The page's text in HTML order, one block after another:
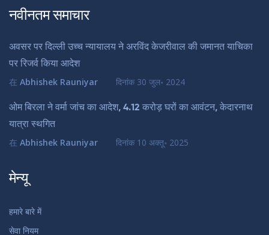
नवीनतम समाचार
अवसर पर दिल्ली उच्च न्यायालय ने अरविंद केजरीवाल की जमानत याचिका
पर रिजर्व किया आदेश
在 Abhishek Rauniyar दिनांक 30 जुल॰ 2024
ओम बिरला ने वर्मा जांच का आदेश, 4.12 करोड़ घरों का आवंटन, केदारनाथ
यात्रा स्थगित
在 Abhishek Rauniyar दिनांक 10 अक्तू॰ 2025
मेन्यू
हमारे बारे में
सेवा नियम